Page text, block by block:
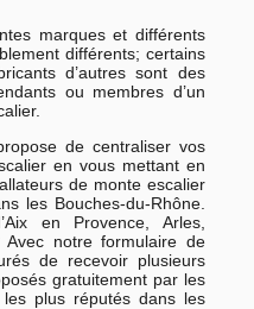
marques et différents
différents; certains
d’autres sont des
ou membres d’un
de centraliser vos
en vous mettant en
de monte escalier
les Bouches-du-Rhône.
en Provence, Arles,
notre formulaire de
de recevoir plusieurs
gratuitement par les
plus réputés dans les